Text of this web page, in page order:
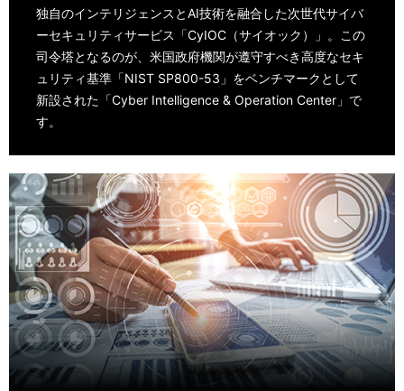
独自のインテリジェンスとAI技術を融合した次世代サイバ
ーセキュリティサービス「CyIOC（サイオック）」。この
司令塔となるのが、米国政府機関が遵守すべき高度なセキ
ュリティ基準「NIST SP800-53」をベンチマークとして
新設された「Cyber Intelligence & Operation Center」で
す。